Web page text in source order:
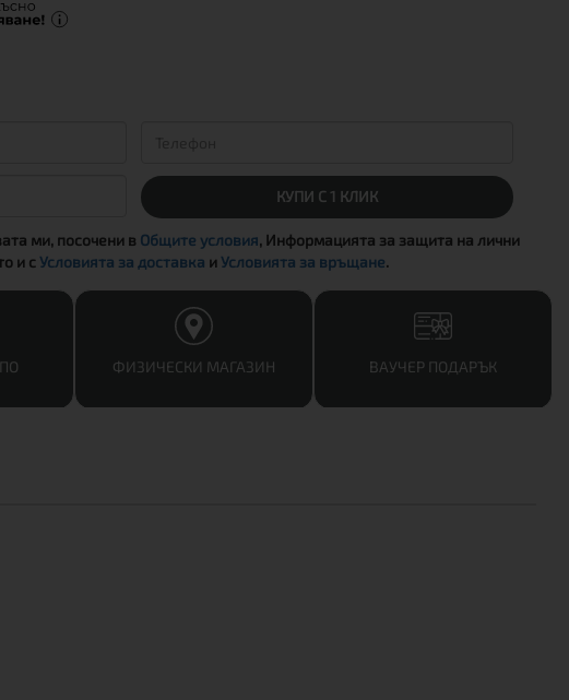
КУПИ С 1 КЛИК
ми, посочени в Общите условия, Информацията за защита на лични
и сУсловията за доставка иУсловията за връщане.
ФИЗИЧЕСКИ МАГАЗИН ВАУЧЕР ПОДАРЪК